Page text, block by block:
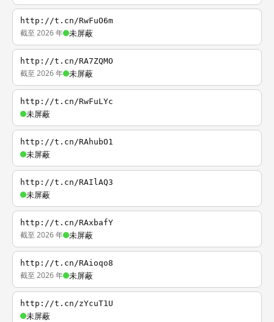
http://t.cn/RwFuO6m
截至 2026 年 未屏蔽
http://t.cn/RA7ZQMO
截至 2026 年 未屏蔽
http://t.cn/RwFuLYc
未屏蔽
http://t.cn/RAhubO1
未屏蔽
http://t.cn/RAIlAQ3
未屏蔽
http://t.cn/RAxbafY
截至 2026 年 未屏蔽
http://t.cn/RAioqo8
截至 2026 年 未屏蔽
http://t.cn/zYcuT1U
未屏蔽